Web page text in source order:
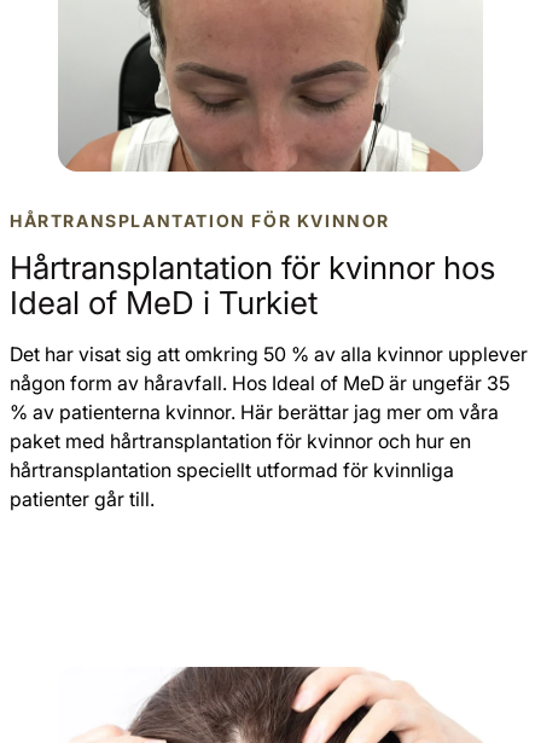
HÅRTRANSPLANTATION FÖR KVINNOR
Hårtransplantation för kvinnor hos
Ideal of MeD i Turkiet
Det har visat sig att omkring 50 % av alla kvinnor upplever
någon form av håravfall. Hos Ideal of MeD är ungefär 35
% av patienterna kvinnor. Här berättar jag mer om våra
paket med hårtransplantation för kvinnor och hur en
hårtransplantation speciellt utformad för kvinnliga
patienter går till.